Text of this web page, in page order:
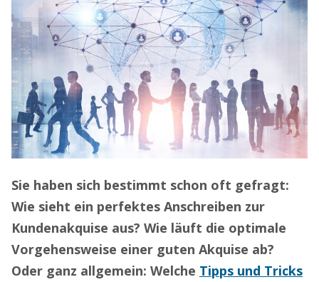
Sie haben sich bestimmt schon oft gefragt:
Wie sieht ein perfektes Anschreiben zur
Kundenakquise aus? Wie läuft die optimale
Vorgehensweise einer guten Akquise ab?
Oder ganz allgemein: Welche Tipps und Tricks